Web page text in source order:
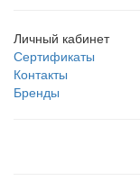
Личный кабинет
Сертификаты
Контакты
Бренды